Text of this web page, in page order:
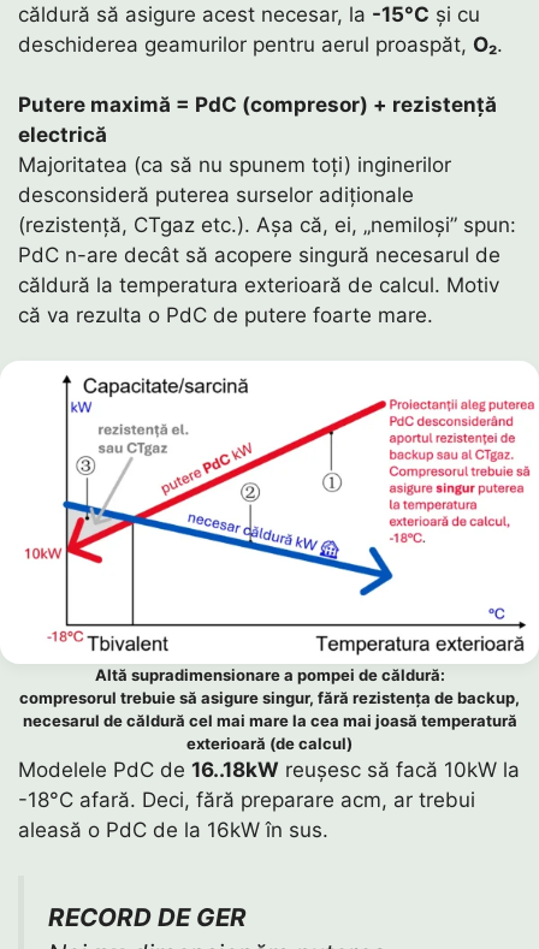
căldură să asigure acest necesar, la -15°C și cu
deschiderea geamurilor pentru aerul proaspăt, O₂.
Putere maximă = PdC (compresor) + rezistență
electrică
Majoritatea (ca să nu spunem toți) inginerilor
desconsideră puterea surselor adiționale
(rezistență, CTgaz etc.). Așa că, ei, „nemiloși” spun:
PdC n-are decât să acopere singură necesarul de
căldură la temperatura exterioară de calcul. Motiv
că va rezulta o PdC de putere foarte mare.
Altă supradimensionare a pompei de căldură:
compresorul trebuie să asigure singur, fără rezistența de backup,
necesarul de căldură cel mai mare la cea mai joasă temperatură
exterioară (de calcul)
Modelele PdC de 16..18kW reușesc să facă 10kW la
-18°C afară. Deci, fără preparare acm, ar trebui
aleasă o PdC de la 16kW în sus.
RECORD DE GER